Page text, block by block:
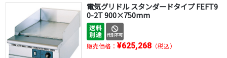
電気グリドル スタンダードタイプ FEFT9
0-2T 900×750mm
販売価格： ¥625,268（税込）